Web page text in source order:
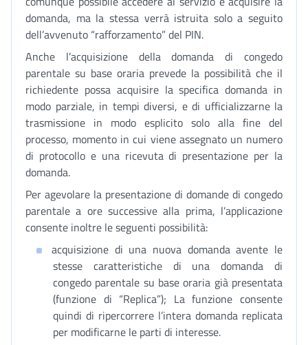
domanda, ma la stessa verrà istruita solo a seguito
dell’avvenuto “rafforzamento” del PIN.
Anche l’acquisizione della domanda di congedo
parentale su base oraria prevede la possibilità che il
richiedente possa acquisire la specifica domanda in
modo parziale, in tempi diversi, e di ufficializzarne la
trasmissione in modo esplicito solo alla fine del
processo, momento in cui viene assegnato un numero
di protocollo e una ricevuta di presentazione per la
domanda.
Per agevolare la presentazione di domande di congedo
parentale a ore successive alla prima, l’applicazione
consente inoltre le seguenti possibilità:
acquisizione di una nuova domanda avente le
stesse caratteristiche di una domanda di
congedo parentale su base oraria già presentata
(funzione di “Replica”); La funzione consente
quindi di ripercorrere l’intera domanda replicata
per modificarne le parti di interesse.